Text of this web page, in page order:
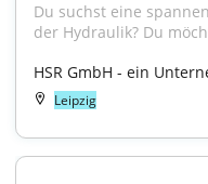
Du suchst eine
der Hydraulik? Du
HSR GmbH - ein
Leipzig